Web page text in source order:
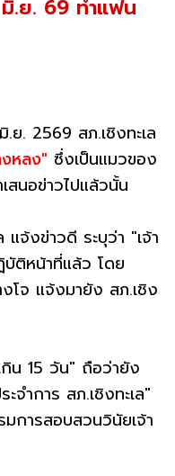
.ย. 69 ทำแฟน
. 2569 สภ.เชิงทะเล
หลง" ซึ่งเป็นแมวของ
สนอข่าวไปแล้วนั้น
จ้งข่าวดี ระบุว่า "เจ้า
ติหน้าที่แล้ว โดย
โจ แจ้งมายัง สภ.เชิง
กิน 15 วัน" ถือว่ายัง
จำการ สภ.เชิงทะเล"
การสอบสวนวินัยเจ้า